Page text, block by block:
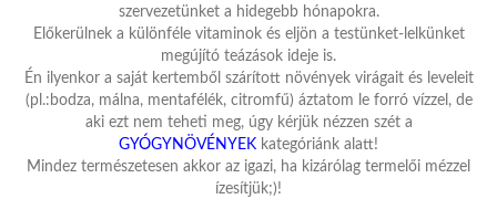
GYÓGYNÖVÉNYEKÉ
A
Bejegyzéshez
szervezetünket a hidegebb hónapokra.
Előkerülnek a különféle vitaminok és eljön a testünket-lelkünket
megújító teázások ideje is.
Én ilyenkor a saját kertemből szárított növények virágait és leveleit
(pl.:bodza, málna, mentafélék, citromfű) áztatom le forró vízzel, de
aki ezt nem teheti meg, úgy kérjük nézzen szét a
GYÓGYNÖVÉNYEK kategóriánk alatt!
Mindez természetesen akkor az igazi, ha kizárólag termelői mézzel
ízesítjük;)!